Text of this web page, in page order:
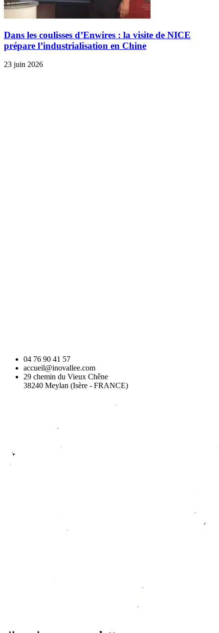
Dans les coulisses d’Enwires : la visite de NICE
prépare l’industrialisation en Chine
23 juin 2026
04 76 90 41 57
accueil@inovallee.com
29 chemin du Vieux Chêne
38240 Meylan (Isère - FRANCE)